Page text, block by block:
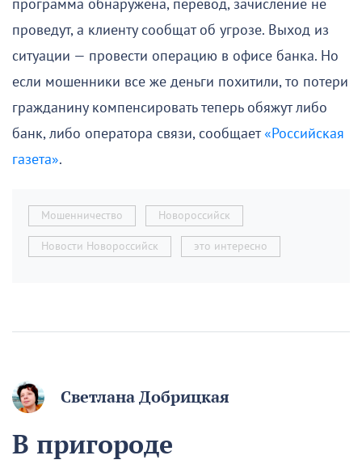
программа обнаружена, перевод, зачисление не
проведут, а клиенту сообщат об угрозе. Выход из
ситуации — провести операцию в офисе банка. Но
если мошенники все же деньги похитили, то потери
гражданину компенсировать теперь обяжут либо
банк, либо оператора связи, сообщает«Российская
газета».
Мошенничество Новороссийск
Новости Новороссийск это интересно
Светлана Добрицкая
В пригороде